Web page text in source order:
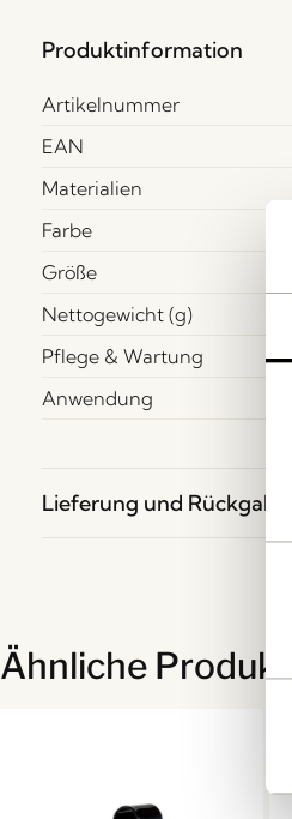
Produktinformation
Artikelnummer
EAN
Materialien
Farbe
Größe
Nettogewicht (g)
Pflege & Wartung
Anwendung
Lieferung und Rückgabe
Ähnliche Produkte